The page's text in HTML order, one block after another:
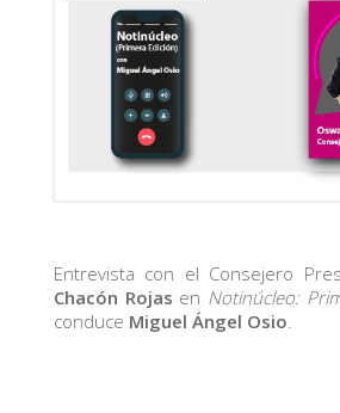
Entrevista con el Consejero
Chacón Rojas en Notinúcleo:
conduce Miguel Ángel Osio.